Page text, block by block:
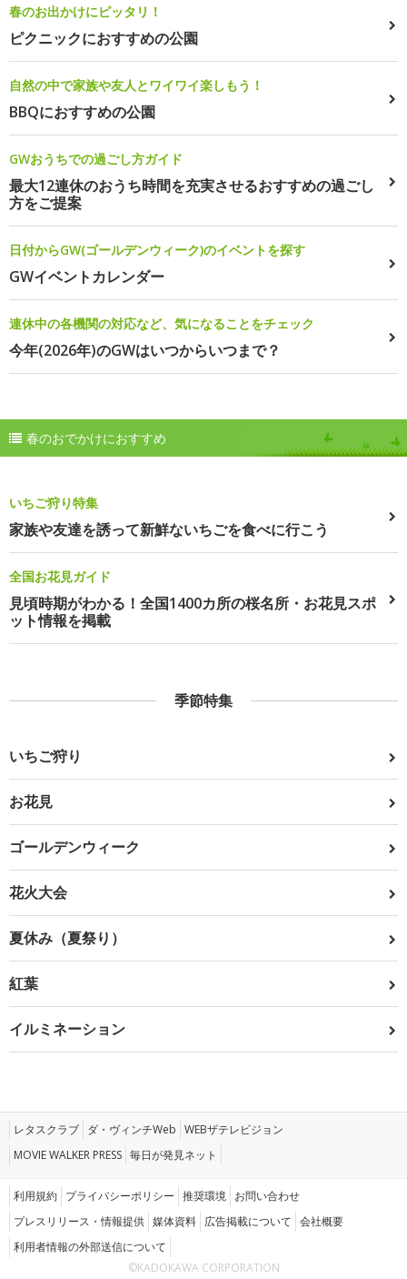
春のお出かけにピッタリ！
ピクニックにおすすめの公園
自然の中で家族や友人とワイワイ楽しもう！
BBQにおすすめの公園
GWおうちでの過ごし方ガイド
最大12連休のおうち時間を充実させるおすすめの過ごし
方をご提案
日付からGW(ゴールデンウィーク)のイベントを探す
GWイベントカレンダー
連休中の各機関の対応など、気になることをチェック
今年(2026年)のGWはいつからいつまで？
春のおでかけにおすすめ
いちご狩り特集
家族や友達を誘って新鮮ないちごを食べに行こう
全国お花見ガイド
見頃時期がわかる！全国1400カ所の桜名所・お花見スポ
ット情報を掲載
季節特集
いちご狩り
お花見
ゴールデンウィーク
花火大会
夏休み（夏祭り）
紅葉
イルミネーション
レタスクラブ ダ・ヴィンチWeb WEBザテレビジョン
MOVIE WALKER PRESS 毎日が発見ネット
利用規約 プライバシーポリシー 推奨環境 お問い合わせ
プレスリリース・情報提供 媒体資料 広告掲載について 会社概要
利用者情報の外部送信について
©KADOKAWA CORPORATION